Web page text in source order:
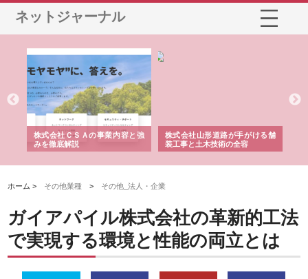
ネットジャーナル
株式会社ＣＳＡの事業内容と強
みを徹底解説
株式会社山形道路が手がける舗
装工事と土木技術の全容
ホーム > その他業種 > その他_法人・企業
ガイアパイル株式会社の革新的工法
で実現する環境と性能の両立とは